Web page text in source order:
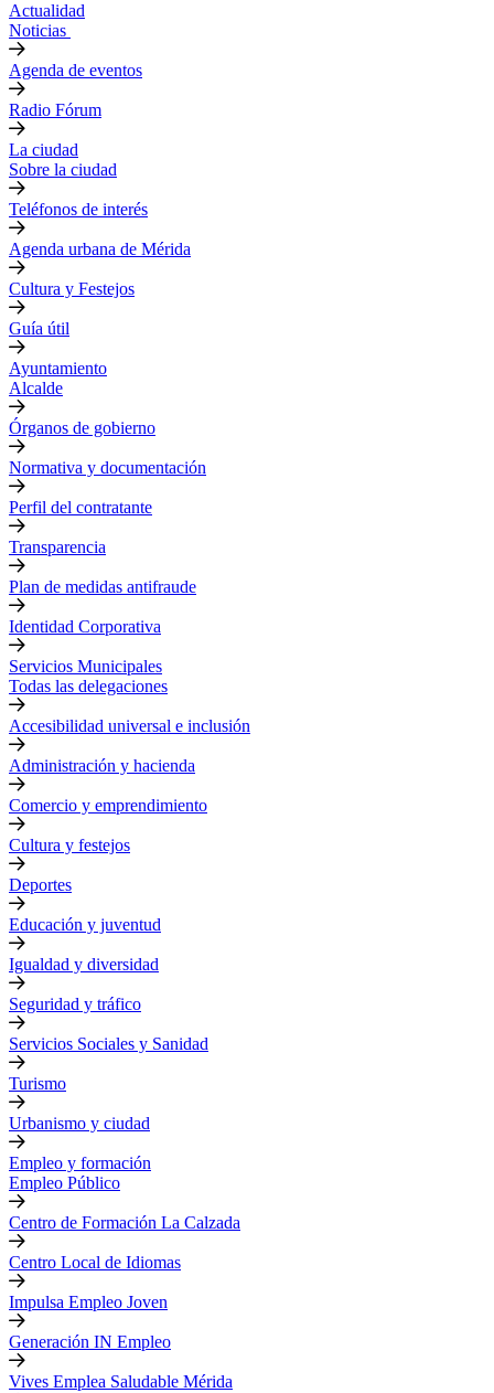
Actualidad
Noticias
Agenda de eventos
Radio Fórum
La ciudad
Sobre la ciudad
Teléfonos de interés
Agenda urbana de Mérida
Cultura y Festejos
Guía útil
Ayuntamiento
Alcalde
Órganos de gobierno
Normativa y documentación
Perfil del contratante
Transparencia
Plan de medidas antifraude
Identidad Corporativa
Servicios Municipales
Todas las delegaciones
Accesibilidad universal e inclusión
Administración y hacienda
Comercio y emprendimiento
Cultura y festejos
Deportes
Educación y juventud
Igualdad y diversidad
Seguridad y tráfico
Servicios Sociales y Sanidad
Turismo
Urbanismo y ciudad
Empleo y formación
Empleo Público
Centro de Formación La Calzada
Centro Local de Idiomas
Impulsa Empleo Joven
Generación IN Empleo
Vives Emplea Saludable Mérida